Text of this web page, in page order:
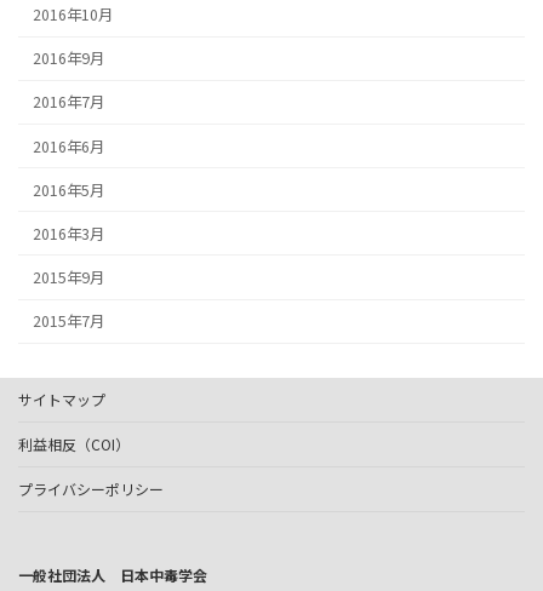
2016年10月
2016年9月
2016年7月
2016年6月
2016年5月
2016年3月
2015年9月
2015年7月
サイトマップ
利益相反（COI）
プライバシーポリシー
一般社団法人 日本中毒学会